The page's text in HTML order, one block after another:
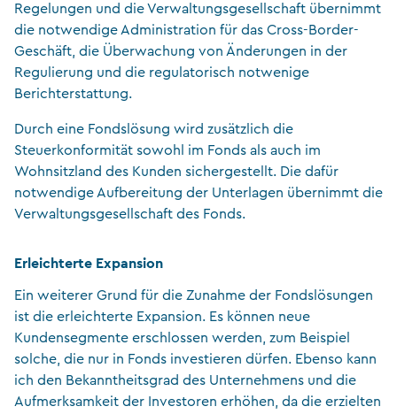
Regelungen und die Verwaltungsgesellschaft übernimmt
die notwendige Administration für das Cross-Border-
Geschäft, die Überwachung von Änderungen in der
Regulierung und die regulatorisch notwenige
Berichterstattung.
Durch eine Fondslösung wird zusätzlich die
Steuerkonformität sowohl im Fonds als auch im
Wohnsitzland des Kunden sichergestellt. Die dafür
notwendige Aufbereitung der Unterlagen übernimmt die
Verwaltungsgesellschaft des Fonds.
Erleichterte Expansion
Ein weiterer Grund für die Zunahme der Fondslösungen
ist die erleichterte Expansion. Es können neue
Kundensegmente erschlossen werden, zum Beispiel
solche, die nur in Fonds investieren dürfen. Ebenso kann
ich den Bekanntheitsgrad des Unternehmens und die
Aufmerksamkeit der Investoren erhöhen, da die erzielten